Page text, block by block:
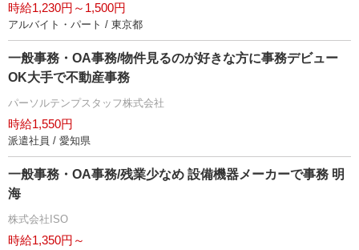
時給1,230円～1,500円
アルバイト・パート / 東京都
一般事務・OA事務/物件見るのが好きな方に事務デビュー
OK大手で不動産事務
パーソルテンプスタッフ株式会社
時給1,550円
派遣社員 / 愛知県
一般事務・OA事務/残業少なめ 設備機器メーカーで事務 明
海
株式会社ISO
時給1,350円～